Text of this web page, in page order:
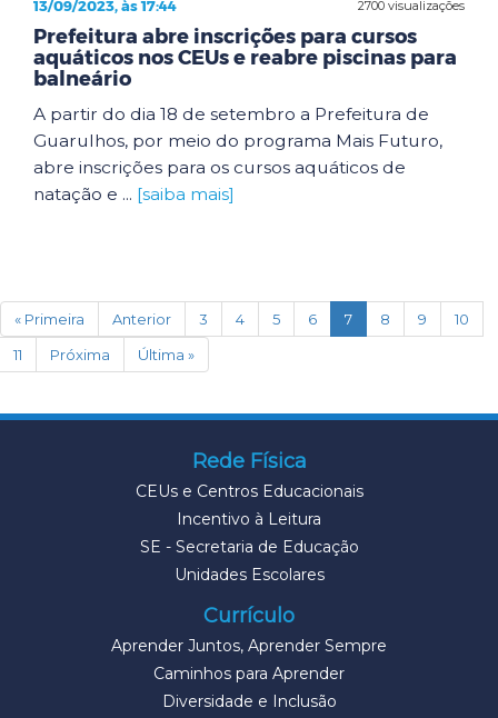
2700 visualizações
13/09/2023, às 17:44
Prefeitura abre inscrições para cursos
aquáticos nos CEUs e reabre piscinas para
balneário
A partir do dia 18 de setembro a Prefeitura de
Guarulhos, por meio do programa Mais Futuro,
abre inscrições para os cursos aquáticos de
natação e ... [saiba mais]
« Primeira Anterior 3 4 5 6 7(current)
8 9
10
11
Próxima Última »
Rede Física
CEUs e Centros Educacionais
Incentivo à Leitura
SE - Secretaria de Educação
Unidades Escolares
Currículo
Aprender Juntos, Aprender Sempre
Caminhos para Aprender
Diversidade e Inclusão